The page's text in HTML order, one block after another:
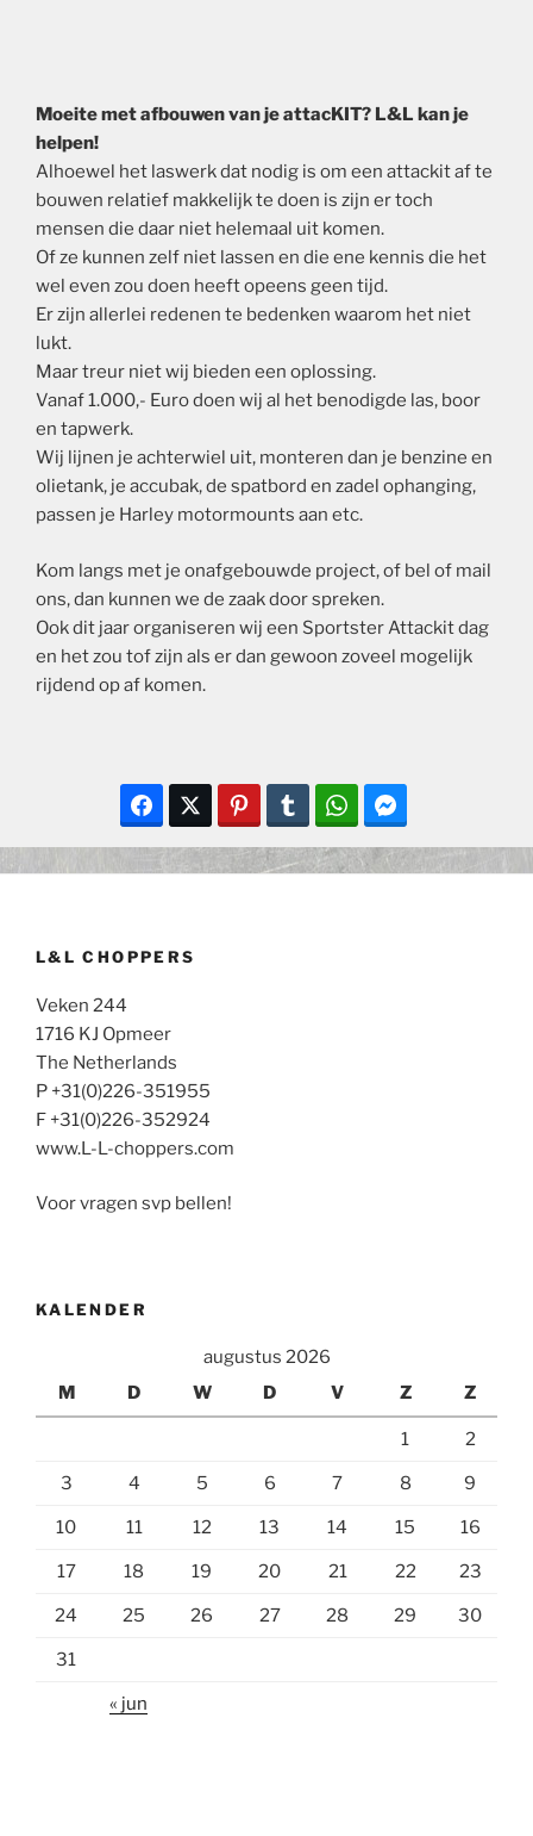
Moeite met afbouwen van je attacKIT? L&L kan je
helpen!
Alhoewel het laswerk dat nodig is om een attackit af te
bouwen relatief makkelijk te doen is zijn er toch
mensen die daar niet helemaal uit komen.
Of ze kunnen zelf niet lassen en die ene kennis die het
wel even zou doen heeft opeens geen tijd.
Er zijn allerlei redenen te bedenken waarom het niet
lukt.
Maar treur niet wij bieden een oplossing.
Vanaf 1.000,- Euro doen wij al het benodigde las, boor
en tapwerk.
Wij lijnen je achterwiel uit, monteren dan je benzine en
olietank, je accubak, de spatbord en zadel ophanging,
passen je Harley motormounts aan etc.
Kom langs met je onafgebouwde project, of bel of mail
ons, dan kunnen we de zaak door spreken.
Ook dit jaar organiseren wij een Sportster Attackit dag
en het zou tof zijn als er dan gewoon zoveel mogelijk
rijdend op af komen.
L&L CHOPPERS
Veken 244
1716 KJ Opmeer
The Netherlands
P +31(0)226-351955
F +31(0)226-352924
www.L-L-choppers.com
Voor vragen svp bellen!
KALENDER
augustus 2026
M
D W D V Z Z
1 2
3 4 5 6 7 8 9
10 11 12 13 14 15 16
17 18 19 20 21 22 23
24 25 26 27 28 29 30
31
« jun